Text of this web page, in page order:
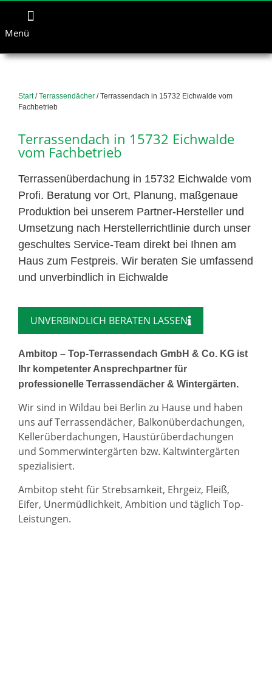
Menü
Start/Terrassendächer / Terrassendach in 15732 Eichwalde vom
Fachbetrieb
Terrassendach in 15732 Eichwalde
vom Fachbetrieb
Terrassenüberdachung in 15732 Eichwalde vom
Profi. Beratung vor Ort, Planung, maßgenaue
Produktion bei unserem Partner-Hersteller und
Umsetzung nach Herstellerrichtlinie durch unser
geschultes Service-Team direkt bei Ihnen am
Haus zum Festpreis. Wir beraten Sie umfassend
und unverbindlich in Eichwalde
UNVERBINDLICH BERATEN LASSEN
Ambitop – Top-Terrassendach GmbH & Co. KG ist
Ihr kompetenter Ansprechpartner für
professionelle Terrassendächer & Wintergärten.
Wir sind in Wildau bei Berlin zu Hause und haben
uns auf Terrassendächer, Balkonüberdachungen,
Kellerüberdachungen, Haustürüberdachungen
und Sommerwintergärten bzw. Kaltwintergärten
spezialisiert.
Ambitop steht für Strebsamkeit, Ehrgeiz, Fleiß,
Eifer, Unermüdlichkeit, Ambition und täglich Top-
Leistungen.